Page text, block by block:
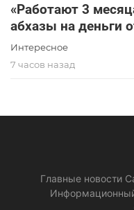
«Работают 3
абхазы на деньги
Интересное
7 часов назад
Главные новости